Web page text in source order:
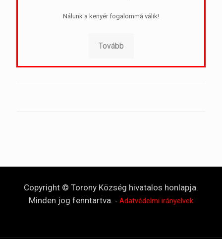
Nálunk a kenyér fogalommá válik!
Tovább
Copyright © Torony Község hivatalos honlapja.
Minden jog fenntartva. - Adatvédelmi irányelvek